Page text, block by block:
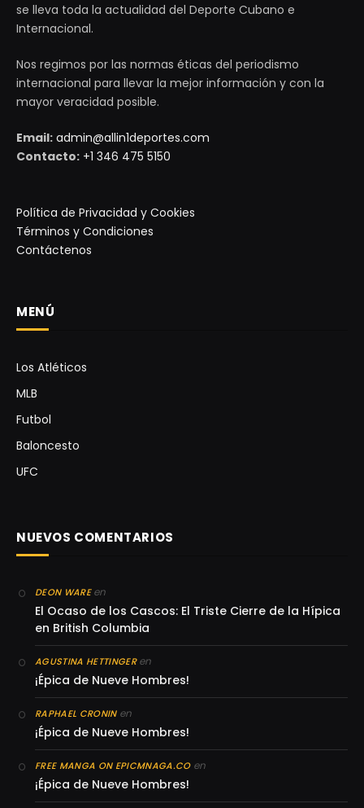
se lleva toda la actualidad del Deporte Cubano e
Internacional.
Nos regimos por las normas éticas del periodismo
internacional para llevar la mejor información y con la
mayor veracidad posible.
Email: admin@allin1deportes.com
Contacto: +1 346 475 5150
Política de Privacidad y Cookies
Términos y Condiciones
Contáctenos
MENÚ
Los Atléticos
MLB
Futbol
Baloncesto
UFC
NUEVOS COMENTARIOS
DEON WAREen
El Ocaso de los Cascos: El Triste Cierre de la Hípica
en British Columbia
AGUSTINA HETTINGERen
¡Épica de Nueve Hombres!
RAPHAEL CRONINen
¡Épica de Nueve Hombres!
FREE MANGA ON EPICMNAGA.COen
¡Épica de Nueve Hombres!